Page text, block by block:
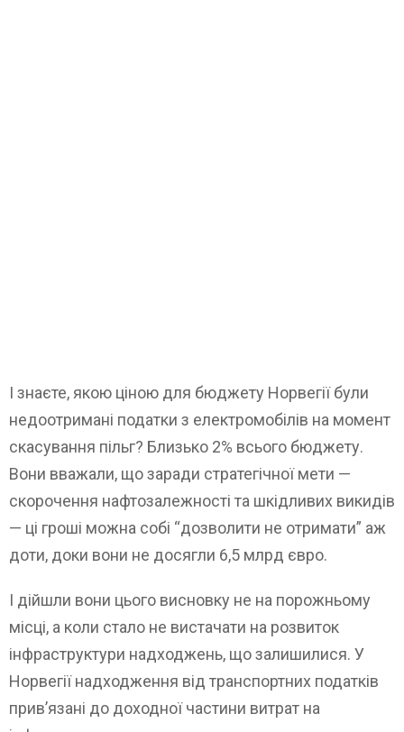
І знаєте, якою ціною для бюджету Норвегії були
недоотримані податки з електромобілів на момент
скасування пільг? Близько 2% всього бюджету.
Вони вважали, що заради стратегічної мети —
скорочення нафтозалежності та шкідливих викидів
— ці гроші можна собі “дозволити не отримати” аж
доти, доки вони не досягли 6,5 млрд євро.
І дійшли вони цього висновку не на порожньому
місці, а коли стало не вистачати на розвиток
інфраструктури надходжень, що залишилися. У
Норвегії надходження від транспортних податків
прив’язані до доходної частини витрат на